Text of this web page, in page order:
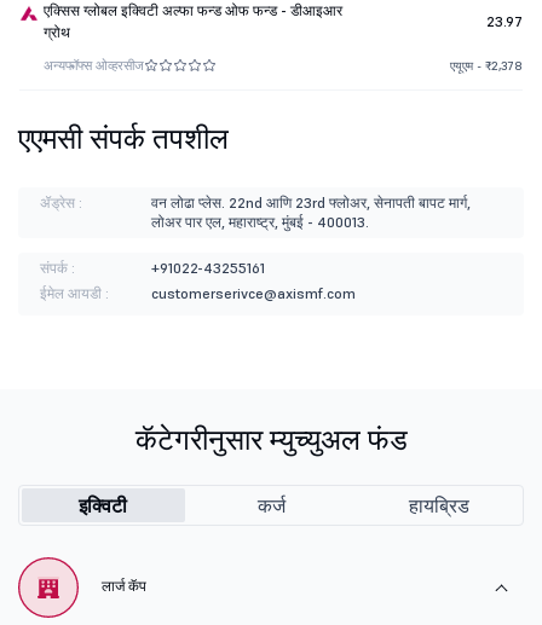
एक्सिस ग्लोबल इक्विटी अल्फा फन्ड ओफ फन्ड - डीआइआर
ग्रोथ
23.97
अन्यफॉफ्स ओव्हरसीज एयूएम - ₹2,378
एएमसी संपर्क तपशील
ॲड्रेस :
वन लोढा प्लेस. 22nd आणि 23rd फ्लोअर, सेनापती बापट मार्ग,
लोअर पार एल, महाराष्ट्र, मुंबई - 400013.
संपर्क :
+91022-43255161
ईमेल आयडी :
customerserivce@axismf.com
कॅटेगरीनुसार म्युच्युअल फंड
इक्विटी कर्ज हायब्रिड
लार्ज कॅप